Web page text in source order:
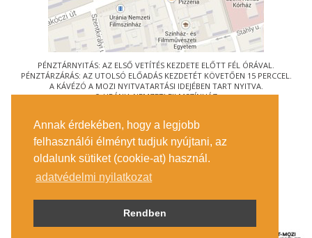
Annak érdekében, hogy a legjobb
felhasználói élményt tudjuk nyújtani, az
oldalunk sütiket (cookie-at) használ.
adatvédelmi nyilatkozat
Rendben
PÉNZTÁRNYITÁS: AZ ELSŐ VETÍTÉS KEZDETE ELŐTT FÉL ÓRÁVAL.
PÉNZTÁRZÁRÁS: AZ UTOLSÓ ELŐADÁS KEZDETÉT KÖVETŐEN 15 PERCCEL.
A KÁVÉZÓ A MOZI NYITVATARTÁSI IDEJÉBEN TART NYITVA.
© URÁNIA NEMZETI FILMSZÍNHÁZ
1088 BUDAPEST, RÁKÓCZI ÚT 21.
MEGKÖZELÍTÉS
JEGYINFORMÁCIÓ
ÍRJON NEKÜNK!
KÖZÉRDEKŰ ADATOK